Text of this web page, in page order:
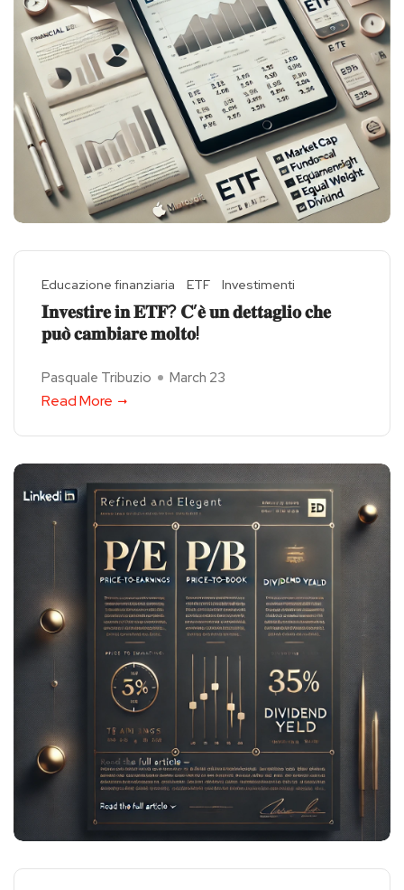
Educazione finanziaria ETF Investimenti
𝐈𝐧𝐯𝐞𝐬𝐭𝐢𝐫𝐞 𝐢𝐧 𝐄𝐓𝐅? 𝐂’𝐞̀ 𝐮𝐧 𝐝𝐞𝐭𝐭𝐚𝐠𝐥𝐢𝐨 𝐜𝐡𝐞
𝐩𝐮𝐨̀ 𝐜𝐚𝐦𝐛𝐢𝐚𝐫𝐞 𝐦𝐨𝐥𝐭𝐨!
Pasquale Tribuzio March 23
Read More